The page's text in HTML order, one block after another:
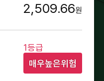
2,509.66원
1등급
매우높은위험